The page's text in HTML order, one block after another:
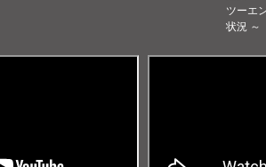
ツーエ
状況 ～